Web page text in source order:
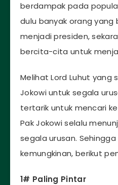
berdampak pada
dulu banyak orang
menjadi presiden,
bercita-cita untuk
Melihat Lord Luhut yang
Jokowi untuk segala
tertarik untuk mencari
Pak Jokowi selalu
segala urusan.
kemungkinan, berikut
1# Paling Pintar